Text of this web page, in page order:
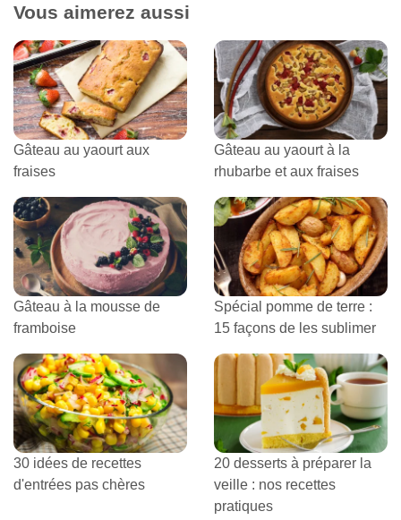
Vous aimerez aussi
Gâteau au yaourt aux
fraises
Gâteau au yaourt à la
rhubarbe et aux fraises
Gâteau à la mousse de
framboise
Spécial pomme de terre :
15 façons de les sublimer
30 idées de recettes
d'entrées pas chères
20 desserts à préparer la
veille : nos recettes
pratiques